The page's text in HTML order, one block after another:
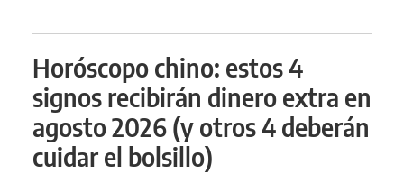
Horóscopo chino: estos 4
signos recibirán dinero extra en
agosto 2026 (y otros 4 deberán
cuidar el bolsillo)